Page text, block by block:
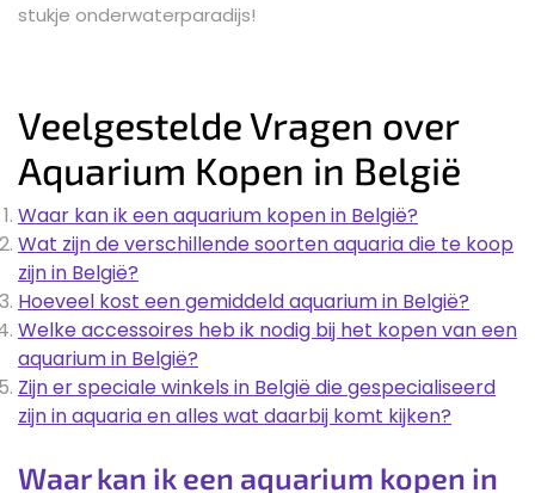
stukje onderwaterparadijs!
Veelgestelde Vragen over
Aquarium Kopen in België
Waar kan ik een aquarium kopen in België?
Wat zijn de verschillende soorten aquaria die te koop
zijn in België?
Hoeveel kost een gemiddeld aquarium in België?
Welke accessoires heb ik nodig bij het kopen van een
aquarium in België?
Zijn er speciale winkels in België die gespecialiseerd
zijn in aquaria en alles wat daarbij komt kijken?
Waar kan ik een aquarium kopen in